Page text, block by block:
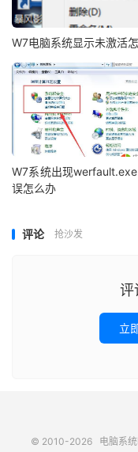
W7电脑系统显示未激活
W7系统出现
误怎么办
评论 抢沙发
评
立
© 2010-2026 电脑系